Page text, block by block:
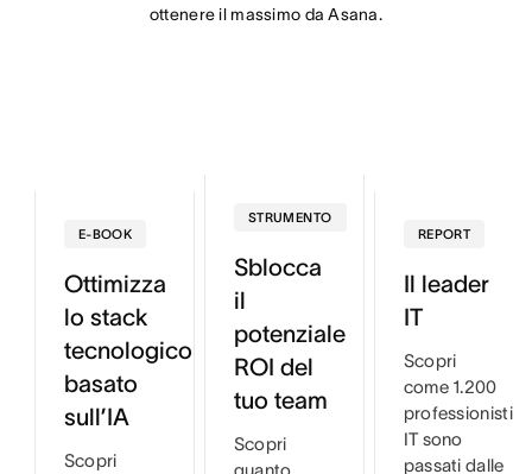
ottenere il massimo da Asana.
E-BOOK
Ottimizza
lo stack
tecnologico
basato
sull’IA
Scopri
STRUMENTO
Sblocca
il
potenziale
ROI del
tuo team
Scopri
quanto
REPORT
Il leader
IT
Scopri
come 1.200
professionisti
IT sono
passati dalle